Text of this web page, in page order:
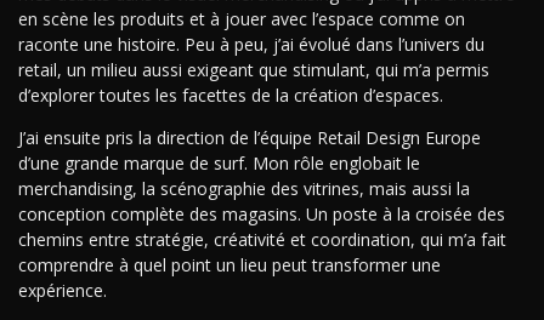
en scène les produits et à jouer avec l’espace comme on
raconte une histoire. Peu à peu, j’ai évolué dans l’univers du
retail, un milieu aussi exigeant que stimulant, qui m’a permis
d’explorer toutes les facettes de la création d’espaces.
J’ai ensuite pris la direction de l’équipe Retail Design Europe
d’une grande marque de surf. Mon rôle englobait le
merchandising, la scénographie des vitrines, mais aussi la
conception complète des magasins. Un poste à la croisée des
chemins entre stratégie, créativité et coordination, qui m’a fait
comprendre à quel point un lieu peut transformer une
expérience.